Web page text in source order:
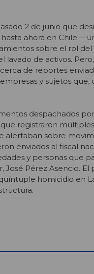
2 de junio que
ahora en Chile
sobre el rol del
de activos.
de reportes
y sujetos
despachados
registraron
alertaban sobre
enviados al fiscal
y personas que
José Pérez Asencio.
homicidio en